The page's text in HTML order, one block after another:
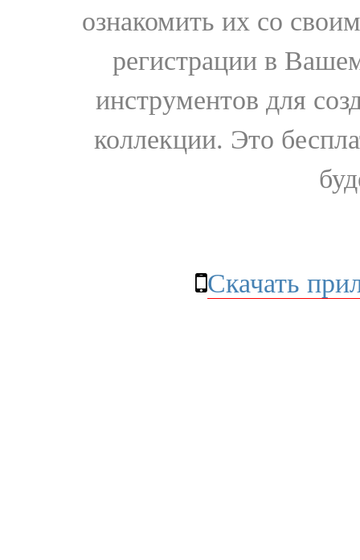
ознакомить их со
регистрации в
инструментов для
коллекции. Это
Скачать